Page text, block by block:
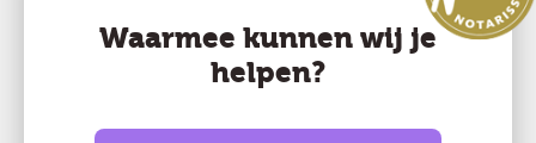
Waarmee kunnen wij je
helpen?